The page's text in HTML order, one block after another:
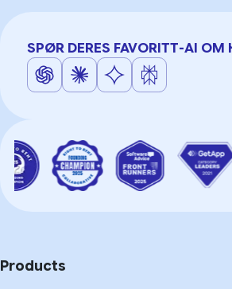
SPØR DERES FAVORITT-AI OM
Products